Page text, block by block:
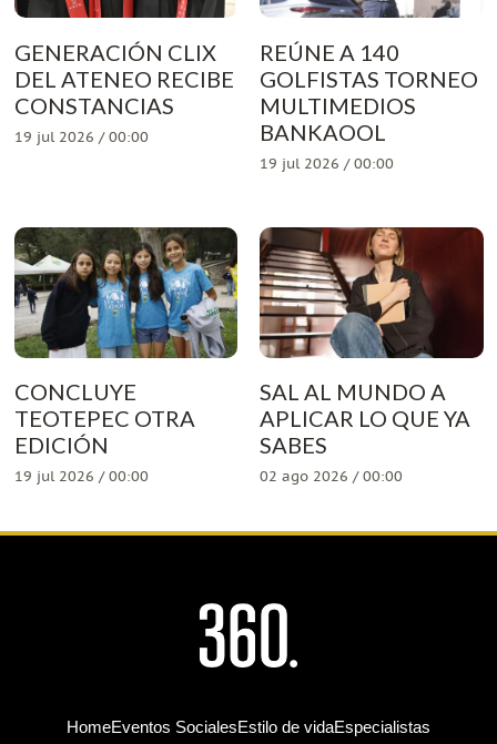
GENERACIÓN CLIX
DEL ATENEO RECIBE
CONSTANCIAS
19 jul 2026 / 00:00
REÚNE A 140
GOLFISTAS TORNEO
MULTIMEDIOS
BANKAOOL
19 jul 2026 / 00:00
CONCLUYE
TEOTEPEC OTRA
EDICIÓN
19 jul 2026 / 00:00
SAL AL MUNDO A
APLICAR LO QUE YA
SABES
02 ago 2026 / 00:00
HomeEventos SocialesEstilo de vidaEspecialistas